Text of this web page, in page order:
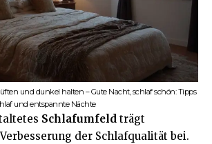
und dunkel halten – Gute Nacht, schlaf schön: Tipps
und entspannte Nächte
Schlafumfeld trägt
der Schlafqualität bei.